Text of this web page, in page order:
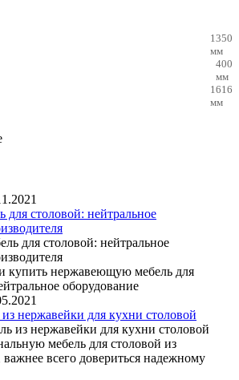
1350
мм
400
мм
1616
мм
столовой: нейтральное
купить нержавеющую мебель для
оборудование
нержавейки для кухни столовой
мебель для столовой из
всего довериться надежному